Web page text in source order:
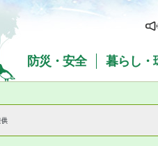
Prefecture
防災・安全 暮らし・